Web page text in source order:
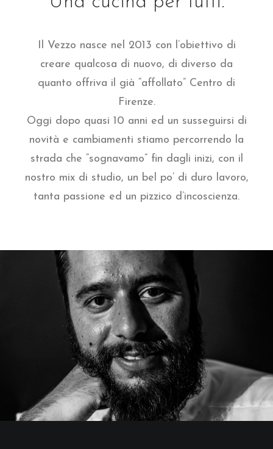
Il Vezzo nasce nel 2013 con l’obiettivo di
creare qualcosa di nuovo, di diverso da
quanto offriva il già “affollato” Centro di
Firenze.
Oggi dopo quasi 10 anni ed un susseguirsi di
novità e cambiamenti stiamo percorrendo la
strada che “sognavamo” fin dagli inizi, con il
nostro mix di studio, un bel po’ di duro lavoro,
tanta passione ed un pizzico d’incoscienza.